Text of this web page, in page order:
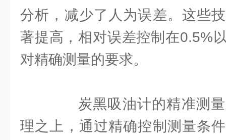
分析，减少了人为误差。这些
著提高，相对误差控制在0.5%
对精确测量的要求。
炭黑吸油计的精准测量
理之上，通过精确控制测量条